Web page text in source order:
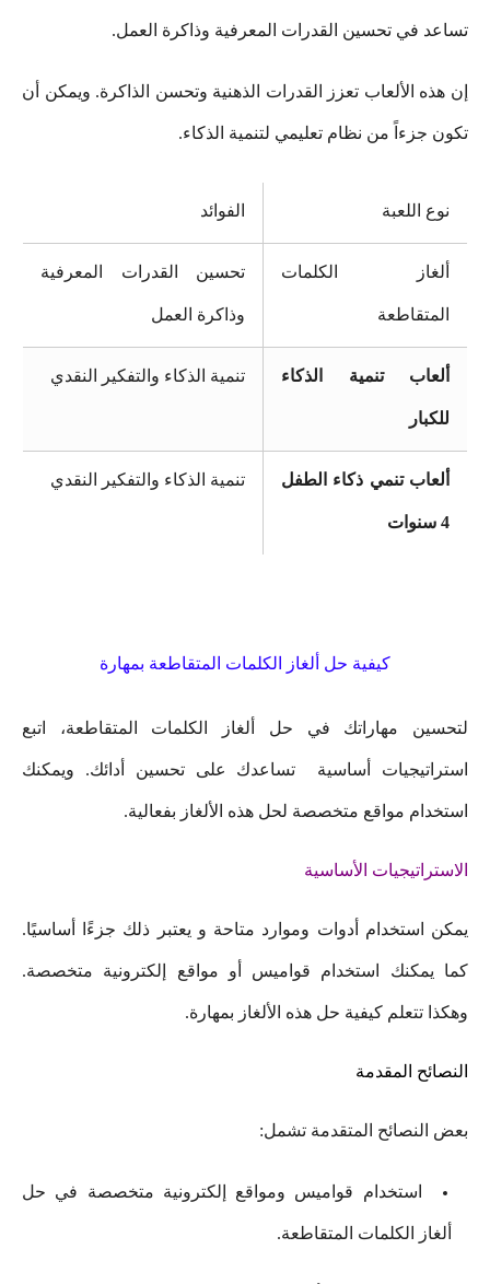
تساعد في تحسين القدرات المعرفية وذاكرة العمل.
إن هذه الألعاب تعزز القدرات الذهنية وتحسن الذاكرة. ويمكن أن
تكون جزءاً من نظام تعليمي لتنمية الذكاء.
نوع اللعبة الفوائد
ألغاز الكلمات
المتقاطعة
تحسين القدرات المعرفية
وذاكرة العمل
ألعاب تنمية الذكاء
للكبار
تنمية الذكاء والتفكير النقدي
ألعاب تنمي ذكاء الطفل
4 سنوات
تنمية الذكاء والتفكير النقدي
كيفية حل ألغاز الكلمات المتقاطعة بمهارة
لتحسين مهاراتك في حل ألغاز الكلمات المتقاطعة، اتبع
استراتيجيات أساسية تساعدك على تحسين أدائك. ويمكنك
استخدام مواقع متخصصة لحل هذه الألغاز بفعالية.
الاستراتيجيات الأساسية
يمكن استخدام أدوات وموارد متاحة و يعتبر ذلك جزءًا أساسيًا.
كما يمكنك استخدام قواميس أو مواقع إلكترونية متخصصة.
وهكذا تتعلم كيفية حل هذه الألغاز بمهارة.
النصائح المقدمة
بعض النصائح المتقدمة تشمل:
استخدام قواميس ومواقع إلكترونية متخصصة في حل
ألغاز الكلمات المتقاطعة.